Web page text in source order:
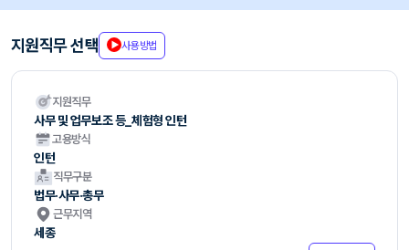
지원직무 선택 사용방법
지원직무
사무 및 업무보조 등_체험형 인턴
고용방식
인턴
직무구분
법무·사무·총무
근무지역
세종